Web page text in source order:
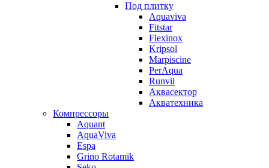
Под плитку
Aquaviva
Fitstar
Flexinox
Kripsol
Marpiscine
PerAqua
Runvil
Аквасектор
Акватехника
Компрессоры
Aquant
AquaViva
Espa
Grino Rotamik